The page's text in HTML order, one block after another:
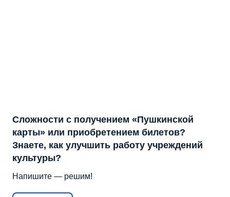
Сложности с получением «Пушкинской
карты» или приобретением билетов?
Знаете, как улучшить работу учреждений
культуры?
Напишите — решим!